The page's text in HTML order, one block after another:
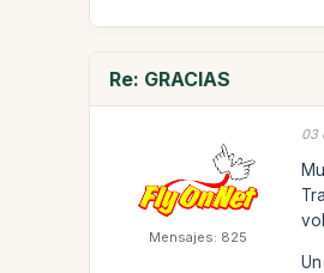
Re: GRACIAS
Mensajes: 825
03